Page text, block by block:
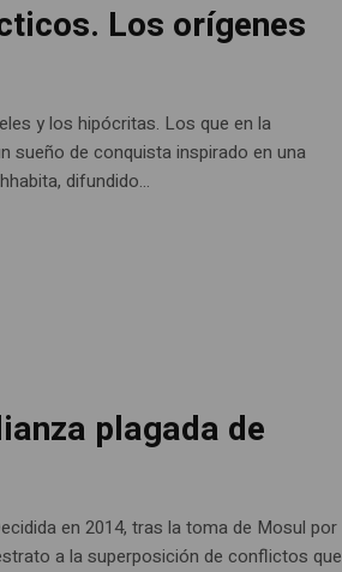
Los orígenes
y los hipócritas. Los que en la
sueño de conquista inspirado en una
difundido...
plagada de
en 2014, tras la toma de Mosul por
a la superposición de conflictos que